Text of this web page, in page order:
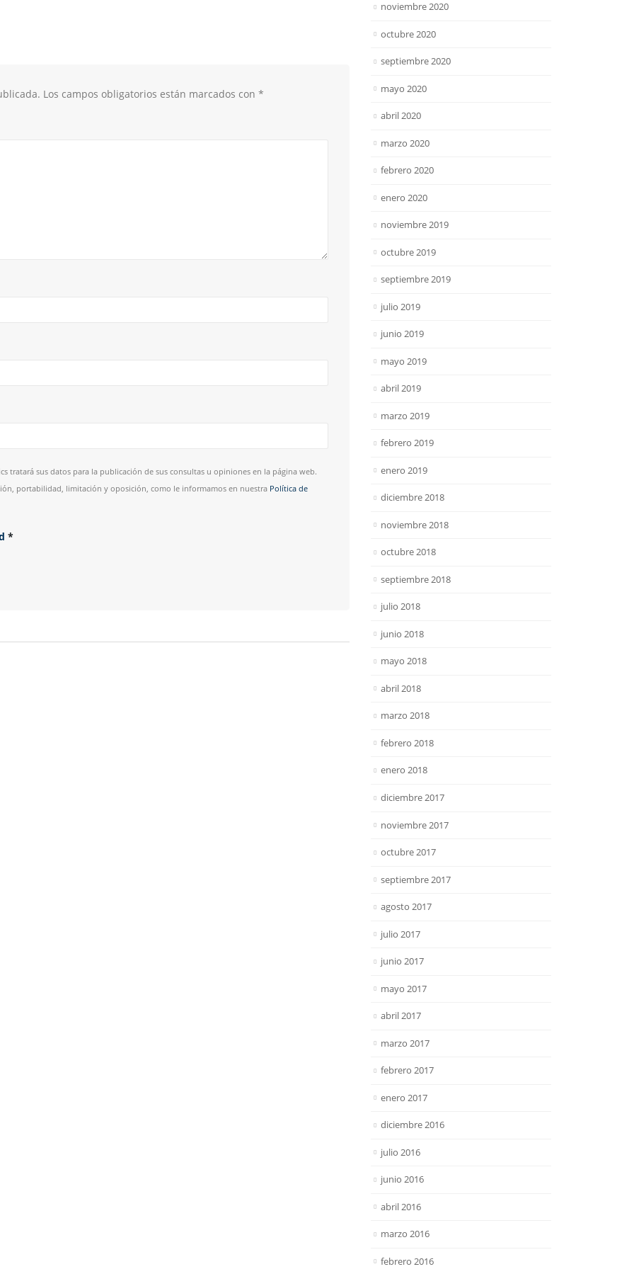
Los campos obligatorios están marcados con *
tratará sus datos para la publicación de sus consultas u opiniones en la página web.
portabilidad, limitación y oposición, como le informamos en nuestra Política de
*
noviembre 2020
octubre 2020
septiembre 2020
mayo 2020
abril 2020
marzo 2020
febrero 2020
enero 2020
noviembre 2019
octubre 2019
septiembre 2019
julio 2019
junio 2019
mayo 2019
abril 2019
marzo 2019
febrero 2019
enero 2019
diciembre 2018
noviembre 2018
octubre 2018
septiembre 2018
julio 2018
junio 2018
mayo 2018
abril 2018
marzo 2018
febrero 2018
enero 2018
diciembre 2017
noviembre 2017
octubre 2017
septiembre 2017
agosto 2017
julio 2017
junio 2017
mayo 2017
abril 2017
marzo 2017
febrero 2017
enero 2017
diciembre 2016
julio 2016
junio 2016
abril 2016
marzo 2016
febrero 2016